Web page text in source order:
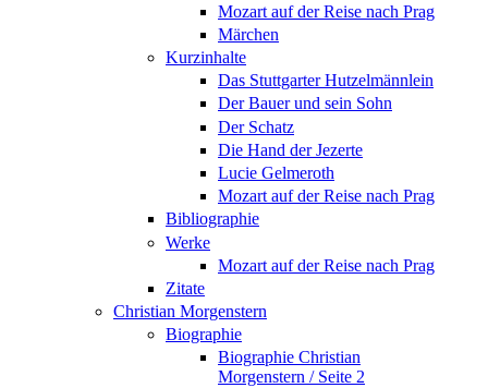
Mozart auf der Reise nach Prag
Märchen
Kurzinhalte
Das Stuttgarter Hutzelmännlein
Der Bauer und sein Sohn
Der Schatz
Die Hand der Jezerte
Lucie Gelmeroth
Mozart auf der Reise nach Prag
Bibliographie
Werke
Mozart auf der Reise nach Prag
Zitate
Christian Morgenstern
Biographie
Biographie Christian
Morgenstern / Seite 2